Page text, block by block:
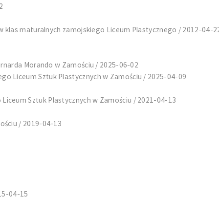
maturalnych zamojskiego Liceum Plastycznego / 2012-04-
Morando w Zamościu / 2025-06-02
Liceum Sztuk Plastycznych w Zamościu / 2025-04-09
Sztuk Plastycznych w Zamościu / 2021-04-13
/ 2019-04-13
04-15